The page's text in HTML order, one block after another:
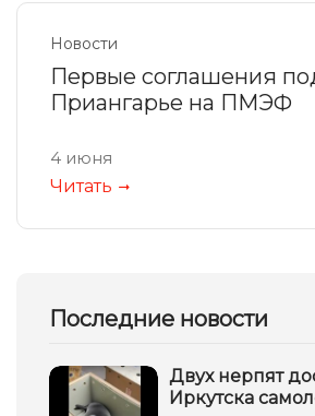
Новости
Первые соглашения
Приангарье на ПМЭФ
4 июня
Читать
Последние новости
Двух нерпят
Иркутска